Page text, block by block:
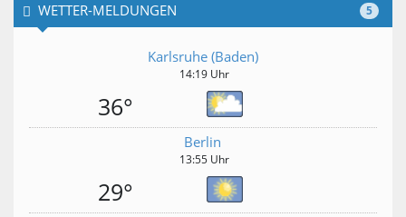
5
WETTER-MELDUNGEN
Karlsruhe (Baden)
14:19 Uhr
36°
Berlin
13:55 Uhr
29°